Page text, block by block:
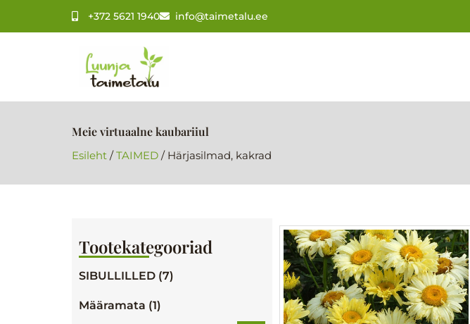
+372 5621 1940 info@taimetalu.ee
Meie virtuaalne kaubariiul
Esileht /TAIMED / Härjasilmad, kakrad
Tootekategooriad
SIBULLILLED (7)
Määramata (1)